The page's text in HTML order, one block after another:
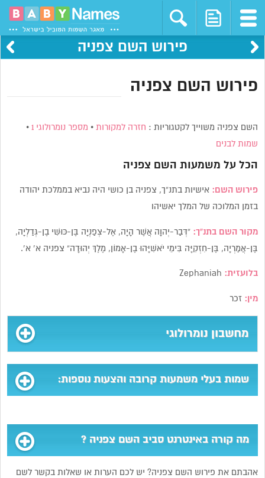
פירוש השם צפניה
פירוש השם צפניה
השם צפניה משוייך לקטגוריות : חזרה למקורות • מספר נומרולוגי 1 •
שמות לבנים
הכל על משמעות השם צפניה
פירוש השם:אישיות בתנ”ך, צפניה בן כושי היה נביא בממלכת יהודה
בזמן המלוכה של המלך יאשיהו
מקור השם בתנ”ך:“דְּבַר-יְהוָה אֲשֶׁר הָיָה, אֶל-צְפַנְיָה בֶּן-כּוּשִׁי בֶן-גְּדַלְיָה,
בֶּן-אֲמַרְיָה, בֶּן-חִזְקִיָּה בִּימֵי יֹאשִׁיָּהוּ בֶן-אָמוֹן, מֶלֶךְ יְהוּדָה” צפניה א’ א’.
בלועזית: Zephaniah
מין: זכר
מחשבון נומרולוגי
שמות בעלי משמעות קרובה והצעות נוספות:
מה קורה באינטרנט סביב השם צפניה ?
אהבתם את פירוש השם צפניה? יש לכם הערות או שאלות בקשר לשם